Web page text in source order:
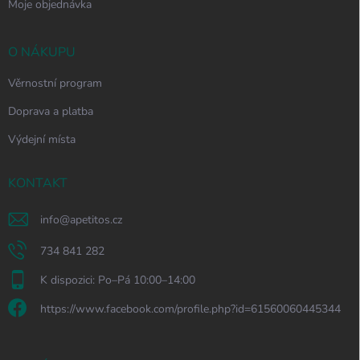
Moje objednávka
O NÁKUPU
Věrnostní program
Doprava a platba
Výdejní místa
KONTAKT
info@apetitos.cz
734 841 282
K dispozici: Po–Pá 10:00–14:00
https://www.facebook.com/profile.php?id=61560060445344